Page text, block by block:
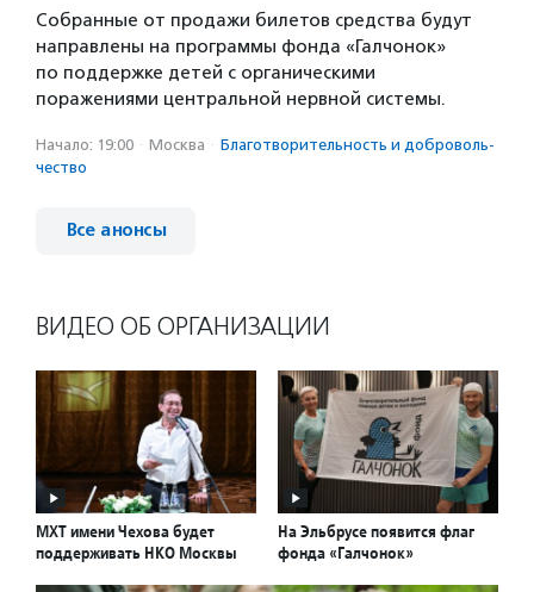
Собранные от продажи билетов средства будут
направлены на программы фонда «Галчонок»
по поддержке детей с органическими
поражениями центральной нервной системы.
Начало: 19:00 · Москва · Благотвори­тель­ность и доброволь­
чест­во
Все анонсы
ВИДЕО ОБ ОРГАНИЗАЦИИ
МХТ имени Чехова будет
поддерживать НКО Москвы
На Эльбрусе появится флаг
фонда «Галчонок»